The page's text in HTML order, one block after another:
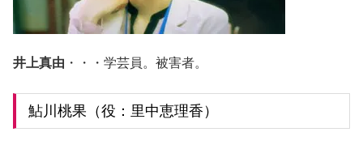
井上真由 ・・・学芸員。被害者。
鮎川桃果（役：里中恵理香）